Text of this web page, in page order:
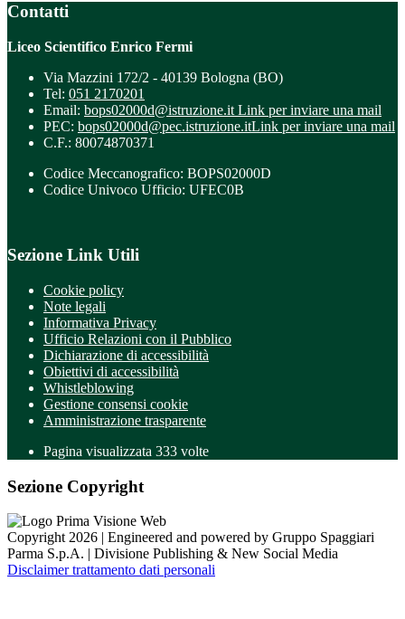
Contatti
Liceo Scientifico Enrico Fermi
Via Mazzini 172/2 - 40139 Bologna (BO)
Tel: 051 2170201
Email: bops02000d@istruzione.it Link per inviare una mail
PEC: bops02000d@pec.istruzione.itLink per inviare una mail
C.F.: 80074870371
Codice Meccanografico: BOPS02000D
Codice Univoco Ufficio: UFEC0B
Sezione Link Utili
Cookie policy
Note legali
Informativa Privacy
Ufficio Relazioni con il Pubblico
Dichiarazione di accessibilità
Obiettivi di accessibilità
Whistleblowing
Gestione consensi cookie
Amministrazione trasparente
Pagina visualizzata 333 volte
Sezione Copyright
Copyright 2026 | Engineered and powered by Gruppo Spaggiari
Parma S.p.A. | Divisione Publishing & New Social Media
Disclaimer trattamento dati personali